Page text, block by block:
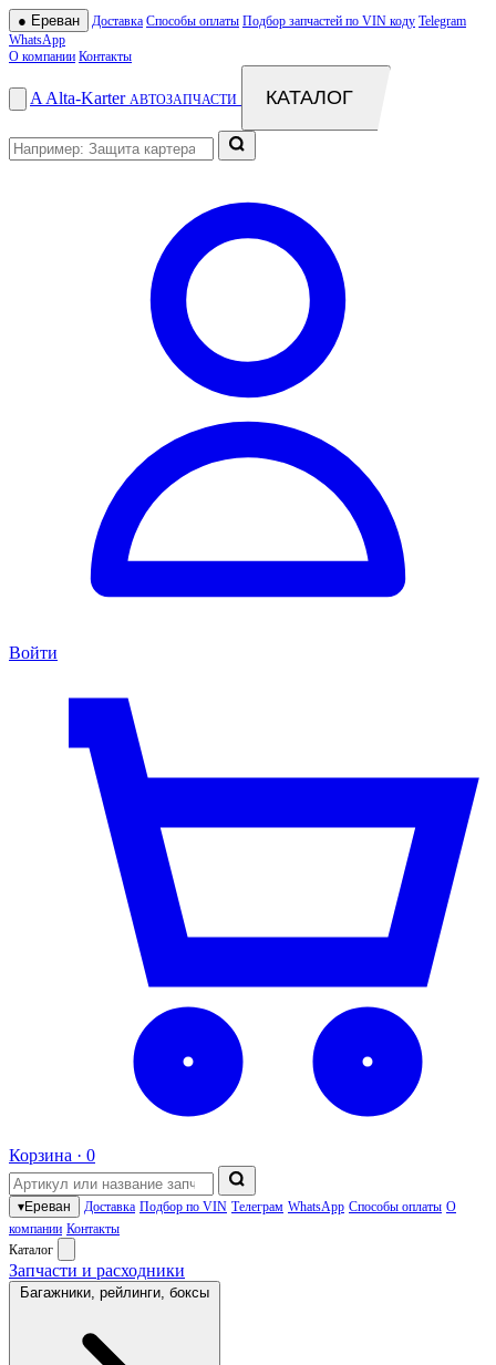
● Ереван Доставка Способы оплаты Подбор запчастей по VIN коду Telegram
WhatsApp
О компании Контакты
A Alta-Karter АВТОЗАПЧАСТИ КАТАЛОГ
Войти
Корзина · 0
▾Ереван Доставка Подбор по VIN Телеграм WhatsApp Способы оплаты О
компании Контакты
Каталог
Запчасти и расходники
Багажники, рейлинги, боксы